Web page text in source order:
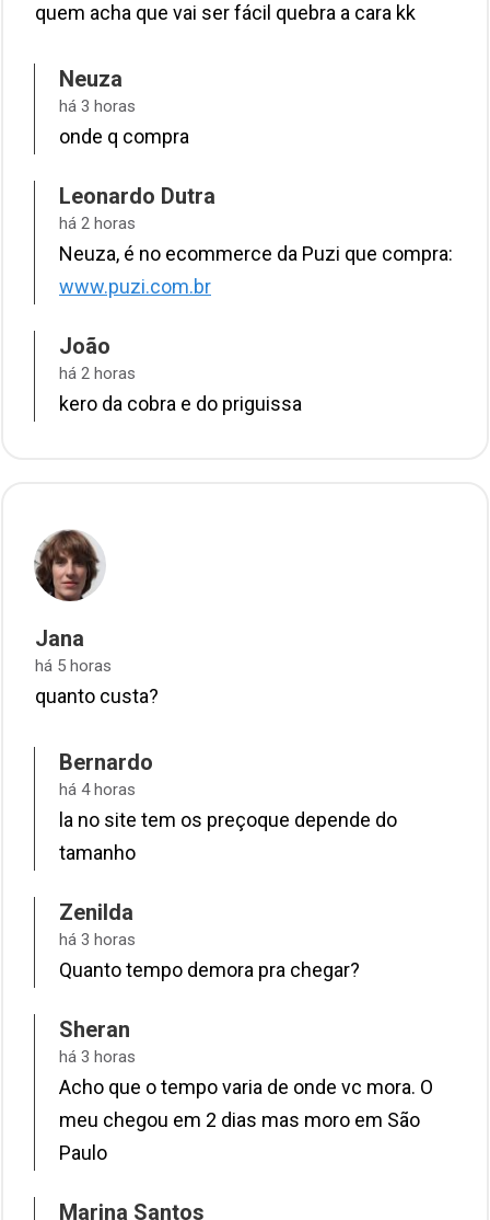
quem acha que vai ser fácil quebra a cara kk
Neuza
há 3 horas
onde q compra
Leonardo Dutra
há 2 horas
Neuza, é no ecommerce da Puzi que compra:
www.puzi.com.br
João
há 2 horas
kero da cobra e do priguissa
Jana
há 5 horas
quanto custa?
Bernardo
há 4 horas
la no site tem os preçoque depende do
tamanho
Zenilda
há 3 horas
Quanto tempo demora pra chegar?
Sheran
há 3 horas
Acho que o tempo varia de onde vc mora. O
meu chegou em 2 dias mas moro em São
Paulo
Marina Santos